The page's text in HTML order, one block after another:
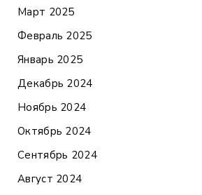
Март 2025
Февраль 2025
Январь 2025
Декабрь 2024
Ноябрь 2024
Октябрь 2024
Сентябрь 2024
Август 2024